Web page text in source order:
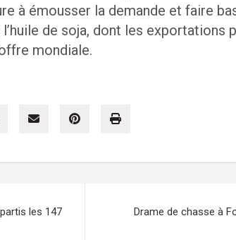
à émousser la demande et faire
de soja, dont les exportations
mondiale.
les 147
Drame de chasse à